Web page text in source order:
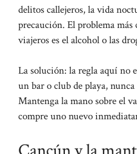
delitos callejeros, la vida
precaución. El problema
viajeros es el alcohol o las
La solución: la regla aquí no
un bar o club de playa,
Mantenga la mano sobre el
compre uno nuevo